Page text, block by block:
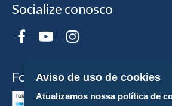
Socialize conosco
Formas de Pagamento
Aviso de uso de cookies
Atualizamos nossa política de